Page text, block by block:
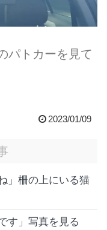
パトカーを見て
2023/01/09
」柵の上にいる猫
す」写真を見る